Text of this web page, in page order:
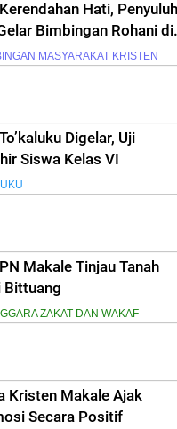
Hati, Penyuluh
Bimbingan Rohani di
MASYARAKAT KRISTEN
Digelar, Uji
Siswa Kelas VI
Makale Tinjau Tanah
Bittuang
ZAKAT DAN WAKAF
Kristen Makale Ajak
Secara Positif